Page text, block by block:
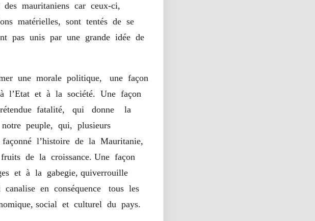
mauritaniens car ceux-ci,
matérielles, sont tentés de se
pas unis par une grande idée de
une morale politique, une façon
l’Etat et à la société. Une façon
fatalité, qui donne la
peuple, qui, plusieurs
l’histoire de la Mauritanie,
de la croissance. Une façon
et à la gabegie, quiverrouille
en conséquence tous les
social et culturel du pays.